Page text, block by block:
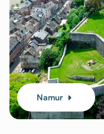
Namur